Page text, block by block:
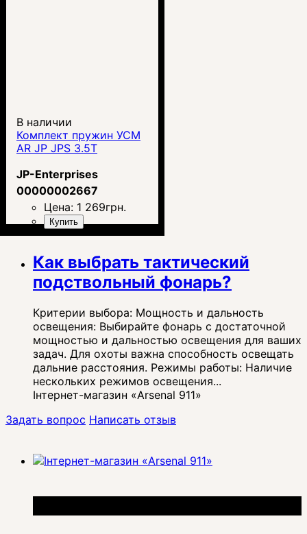
В наличии
Комплект пружин УСМ
AR JP JPS 3.5T
JP-Enterprises
00000002667
Цена: 1 269грн.
Купить
Как выбрать тактический
подствольный фонарь?
Критерии выбора: Мощность и дальность
освещения: Выбирайте фонарь с достаточной
мощностью и дальностью освещения для ваших
задач. Для охоты важна способность освещать
дальние расстояния. Режимы работы: Наличие
нескольких режимов освещения...
Інтернет-магазин «Arsenal 911»
Задать вопрос Написать отзыв